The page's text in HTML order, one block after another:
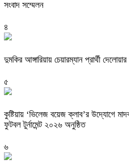
সংবাদ সম্মেলন
৪
দুমকির আঙ্গারিয়ায় চেয়ারম্যান প্রার্থী
৫
কুষ্টিয়ায় ‘ভিলেজ বয়েজ ক্লাব’র উদ্যোগে
ফুটবল টুর্নামেন্ট ২০২৬ অনুষ্ঠিত
৬